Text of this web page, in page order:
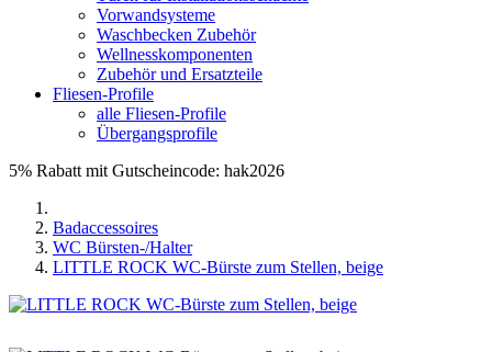
Vorwandsysteme
Waschbecken Zubehör
Wellnesskomponenten
Zubehör und Ersatzteile
Fliesen-Profile
alle Fliesen-Profile
Übergangsprofile
5% Rabatt mit Gutscheincode: hak2026
Badaccessoires
WC Bürsten-/Halter
LITTLE ROCK WC-Bürste zum Stellen, beige